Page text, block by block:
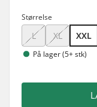
Størrelse
L XL XXL
På lager (5+ stk)